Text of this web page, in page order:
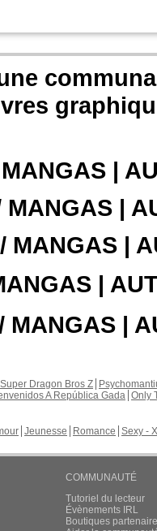
|
MANGAS |
MANGAS |
|
MANGAS |
Super Dragon Bros Z
A República Gada Only
Jeunesse Romance Sexy -
COMMUNAUTÉ
Tutoriel du lecteur
Évènements IRL
Boutiques